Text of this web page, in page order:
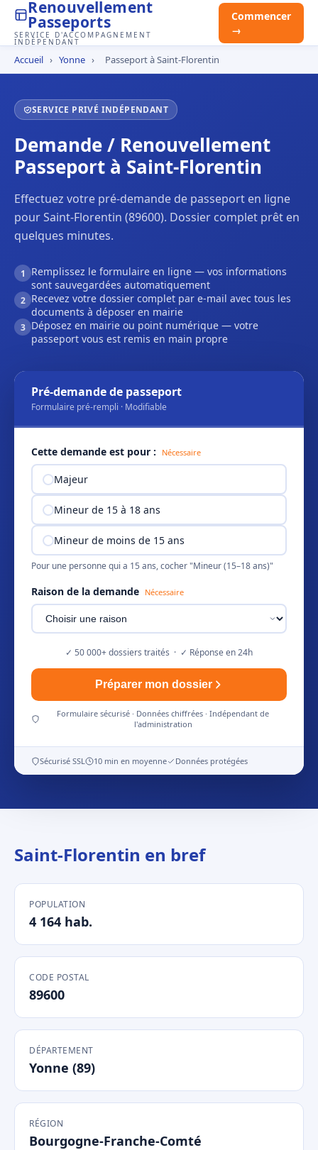
Renouvellement
Passeports
SERVICE D'ACCOMPAGNEMENT
INDÉPENDANT
Commencer
→
Accueil › Yonne › Passeport à Saint-Florentin
SERVICE PRIVÉ INDÉPENDANT
Demande / Renouvellement
Passeport à Saint-Florentin
Effectuez votre pré-demande de passeport en ligne
pour Saint-Florentin (89600). Dossier complet prêt en
quelques minutes.
1
Remplissez le formulaire en ligne — vos informations
sont sauvegardées automatiquement
2 Recevez votre dossier complet par e-mail avec tous les
documents à déposer en mairie
3 Déposez en mairie ou point numérique — votre
passeport vous est remis en main propre
Pré-demande de passeport
Formulaire pré-rempli · Modifiable
Cette demande est pour : Nécessaire
Majeur
Mineur de 15 à 18 ans
Mineur de moins de 15 ans
Pour une personne qui a 15 ans, cocher "Mineur (15–18 ans)"
Raison de la demande Nécessaire
✓ 50 000+ dossiers traités · ✓ Réponse en 24h
Préparer mon dossier
Formulaire sécurisé · Données chiffrées · Indépendant de
l'administration
Sécurisé SSL 10 min en moyenne Données protégées
Saint-Florentin en bref
POPULATION
4 164 hab.
CODE POSTAL
89600
DÉPARTEMENT
Yonne (89)
RÉGION
Bourgogne-Franche-Comté